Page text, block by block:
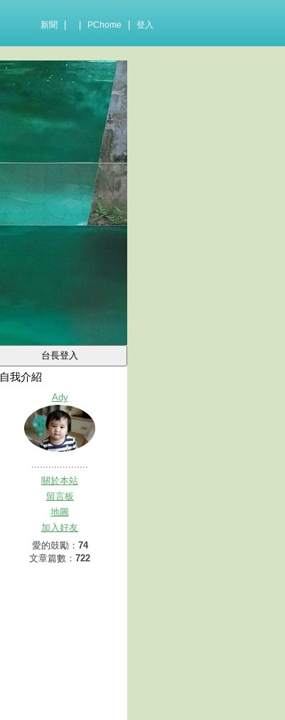
新聞 PChome 登入
自我介紹
Ady
....................
關於本站
留言板
地圖
加入好友
愛的鼓勵： 74
文章篇數： 722